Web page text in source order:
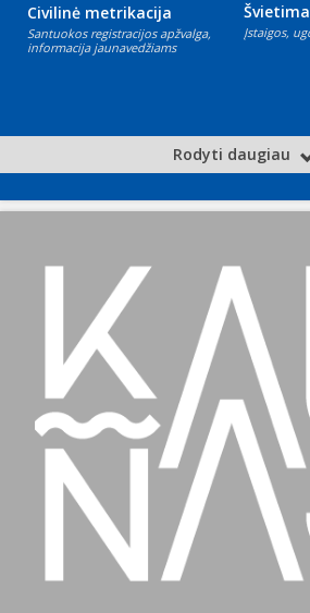
Civilinė metrikacija
Santuokos registracijos apžvalga,
informacija jaunavedžiams
Įstaigos,
Rodyti daugiau